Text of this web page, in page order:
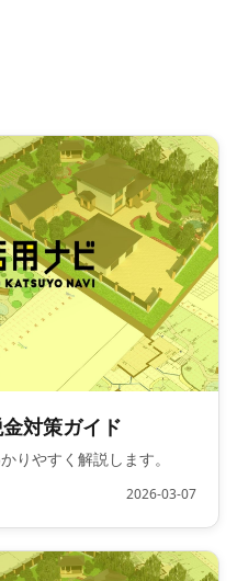
対策ガイド
りやすく解説します。
2026-03-07